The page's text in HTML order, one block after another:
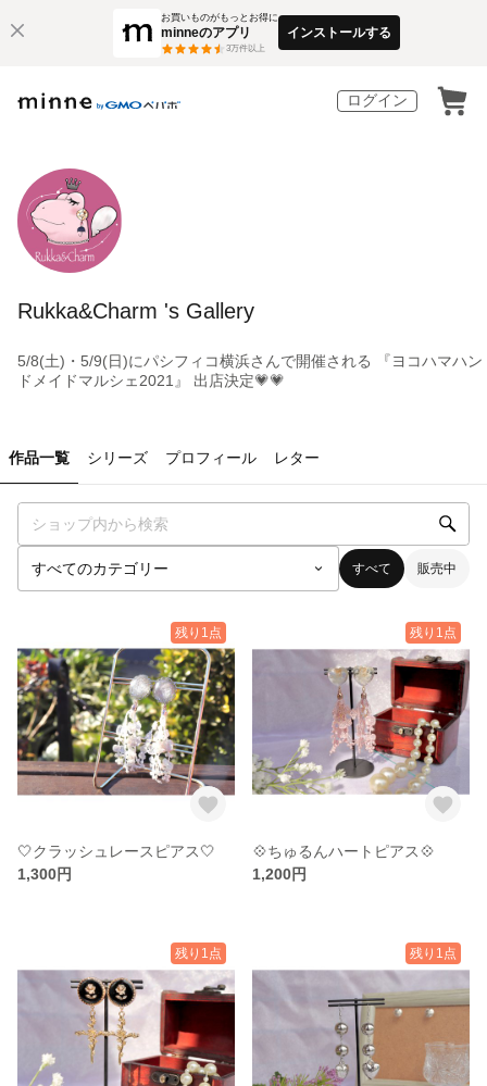
お買いものがもっとお得に
minneのアプリ
3万件以上
インストールする
ログイン
Rukka&Charm 's Gallery
5/8(土)・5/9(日)にパシフィコ横浜さんで開催される 『ヨコハマハン
ドメイドマルシェ2021』 出店決定💗💗
作品一覧 シリーズ プロフィール レター
すべて 販売中
残り1点
🤍クラッシュレースピアス🤍
1,300円
残り1点
💠ちゅるんハートピアス💠
1,200円
残り1点 残り1点